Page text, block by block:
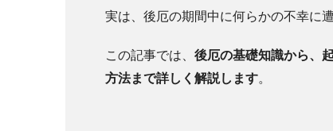
実は、後厄の期間中に何らかの不幸に
この記事では、 後厄の基礎知識から、
方法まで詳しく解説します。